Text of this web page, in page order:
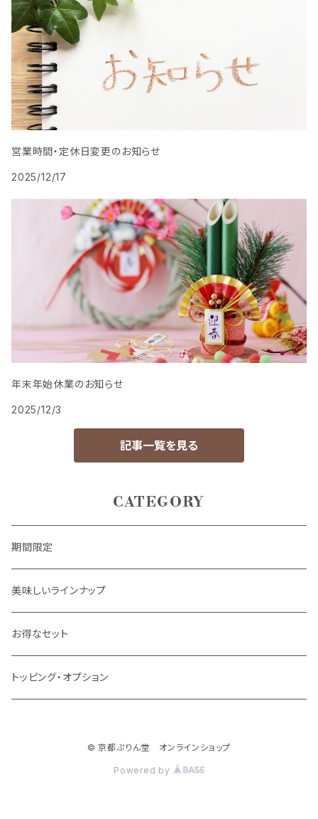
営業時間・定休日変更のお知らせ
2025/12/17
年末年始休業のお知らせ
2025/12/3
記事一覧を見る
CATEGORY
期間限定
美味しいラインナップ
お得なセット
トッピング・オプション
© 京都ぷりん堂 オンラインショップ
Powered by